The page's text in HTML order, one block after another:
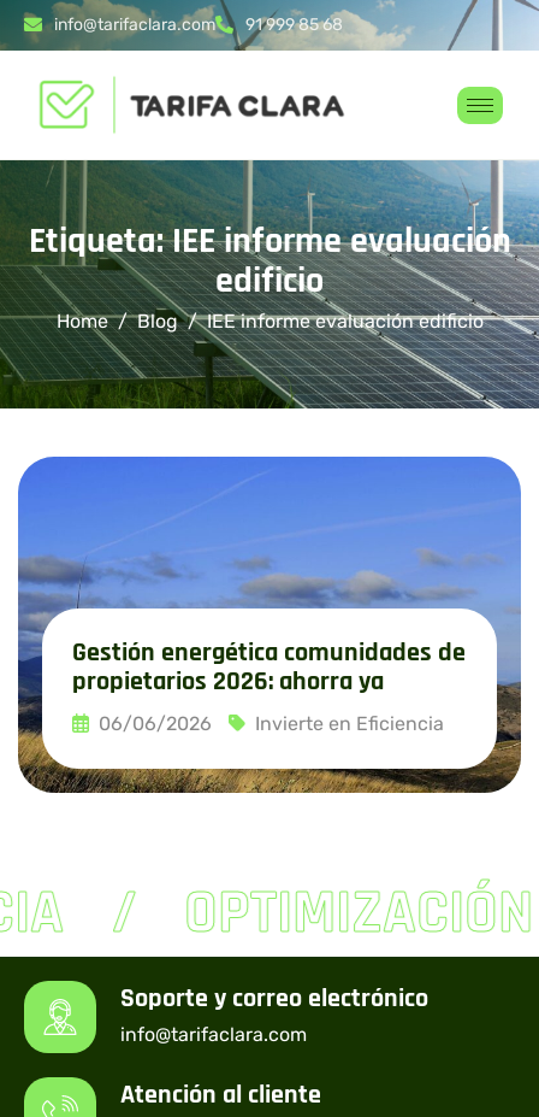
info@tarifaclara.com 91 999 85 68
Etiqueta: IEE informe evaluación
edificio
Home Blog IEE informe evaluación edificio
Gestión energética comunidades de
propietarios 2026: ahorra ya
06/06/2026 Invierte en Eficiencia
Leer más
OPTIMIZACIÓN
Soporte y correo electrónico
info@tarifaclara.com
Atención al cliente